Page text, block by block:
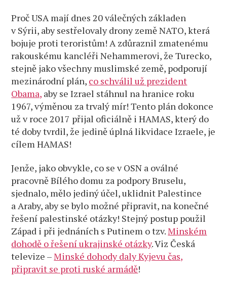
Proč USA mají dnes 20 válečných základen
v Sýrii, aby sestřelovaly drony země NATO, která
bojuje proti teroristům! A zdůraznil zmatenému
rakouskému kancléři Nehammerovi, že Turecko,
stejně jako všechny muslimské země, podporují
mezinárodní plán, co schválil už prezident
Obama, aby se Izrael stáhnul na hranice roku
1967, výměnou za trvalý mír! Tento plán dokonce
už v roce 2017 přijal oficiálně i HAMAS, který do
té doby tvrdil, že jedině úplná likvidace Izraele, je
cílem HAMAS!
Jenže, jako obvykle, co se v OSN a oválné
pracovně Bílého domu za podpory Bruselu,
sjednalo, mělo jediný účel, uklidnit Palestince
a Araby, aby se bylo možné připravit, na konečné
řešení palestinské otázky! Stejný postup použil
Západ i při jednáních s Putinem o tzv.Minském
dohodě o řešení ukrajinské otázky. Viz Česká
televize –Minské dohody daly Kyjevu čas,
připravit se proti ruské armádě!